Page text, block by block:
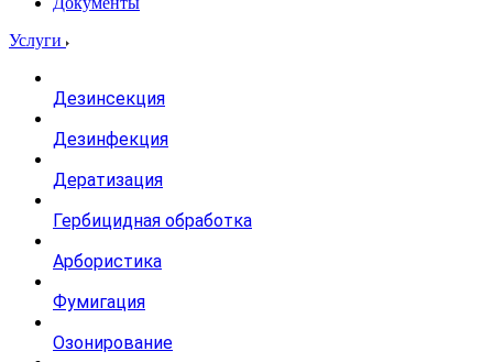
Услуги
Дезинсекция
Дезинфекция
Дератизация
Гербицидная обработка
Арбористика
Фумигация
Озонирование